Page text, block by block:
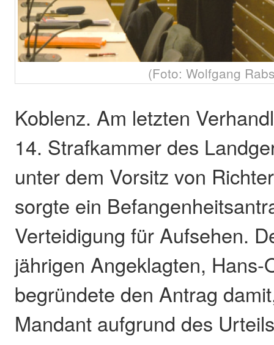
(Foto: Wolfgang
Koblenz. Am letzten
14. Strafkammer des
unter dem Vorsitz von
sorgte ein
Verteidigung für Aufsehen.
jährigen Angeklagten, Hans-
begründete den Antrag
Mandant aufgrund des